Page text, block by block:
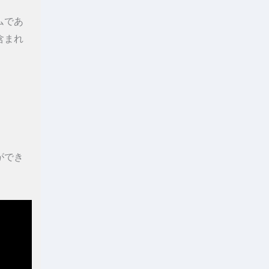
であ
まれ
でき